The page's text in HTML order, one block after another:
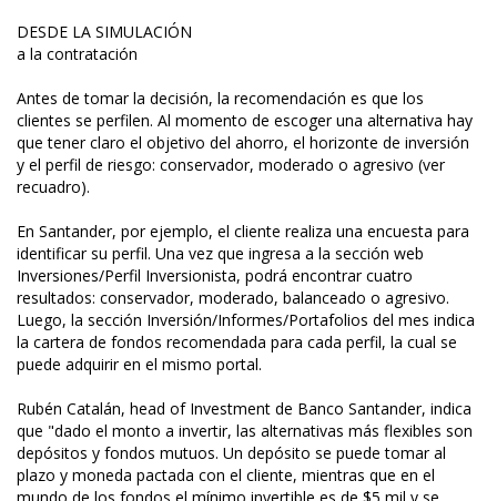
DESDE LA SIMULACIÓN
a la contratación
Antes de tomar la decisión, la recomendación es que los
clientes se perfilen. Al momento de escoger una alternativa hay
que tener claro el objetivo del ahorro, el horizonte de inversión
y el perfil de riesgo: conservador, moderado o agresivo (ver
recuadro).
En Santander, por ejemplo, el cliente realiza una encuesta para
identificar su perfil. Una vez que ingresa a la sección web
Inversiones/Perfil Inversionista, podrá encontrar cuatro
resultados: conservador, moderado, balanceado o agresivo.
Luego, la sección Inversión/Informes/Portafolios del mes indica
la cartera de fondos recomendada para cada perfil, la cual se
puede adquirir en el mismo portal.
Rubén Catalán, head of Investment de Banco Santander, indica
que "dado el monto a invertir, las alternativas más flexibles son
depósitos y fondos mutuos. Un depósito se puede tomar al
plazo y moneda pactada con el cliente, mientras que en el